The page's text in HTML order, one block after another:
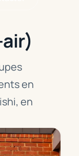
en
en